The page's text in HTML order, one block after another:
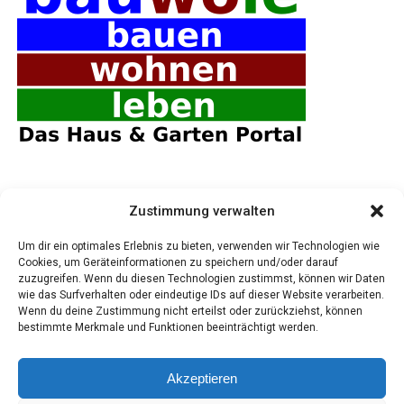
Zustimmung verwalten
Um dir ein optimales Erlebnis zu bieten, verwenden wir Technologien wie
Cookies, um Geräteinformationen zu speichern und/oder darauf
zuzugreifen. Wenn du diesen Technologien zustimmst, können wir Daten
wie das Surfverhalten oder eindeutige IDs auf dieser Website verarbeiten.
Wenn du deine Zustimmung nicht erteilst oder zurückziehst, können
bestimmte Merkmale und Funktionen beeinträchtigt werden.
Akzeptieren
IMPRES­SUM DATEN­SCHUTZ LESE­R­ECHO + ONLINE-ZEITUNG